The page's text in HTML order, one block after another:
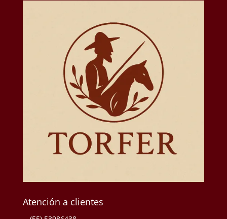
Atención a clientes